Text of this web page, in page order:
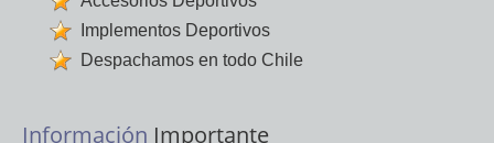
InformaciónImportante